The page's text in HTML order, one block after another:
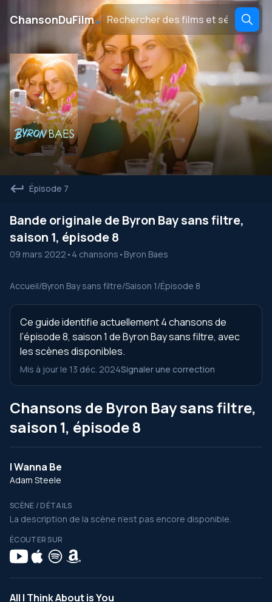
ChansonDuFilm․
Épisode 7
Bande originale de Byron Bay sans filtre,
saison 1, épisode 8
09 mars 2022 • 4 chansons • Byron Baes
Accueil/Byron Bay sans filtre/Saison 1/Épisode 8
Ce guide identifie actuellement 4 chansons de
l’épisode 8, saison 1 de Byron Bay sans filtre, avec
les scènes disponibles.
Mis à jour le 13 déc. 2024Signaler une correction
Chansons de Byron Bay sans filtre,
saison 1, épisode 8
I Wanna Be
Adam Steele
SCÈNE / DÉTAILS
La description de la scène n’est pas encore disponible.
ÉCOUTER SUR
All I Think About is You